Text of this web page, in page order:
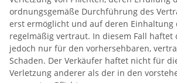
ordnungsgemäße Durchführung des
erst ermöglicht und auf deren Einhaltung
regelmäßig vertraut. In diesem Fall haftet
jedoch nur für den vorhersehbaren,
Schaden. Der Verkäufer haftet nicht für
Verletzung anderer als der in den